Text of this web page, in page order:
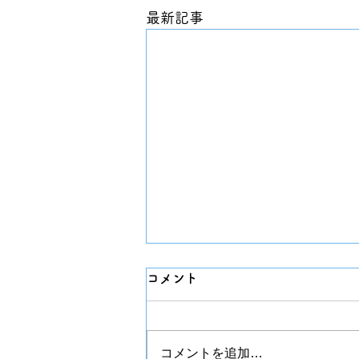
最新記事
こなり眼科バス
コメント
コメントを追加…